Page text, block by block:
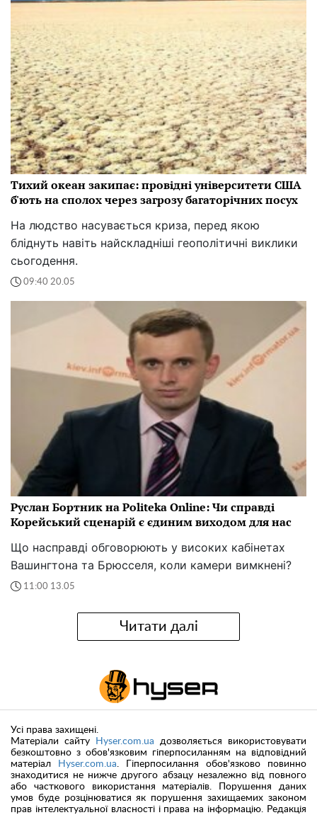
Тихий океан закипає: провідні університети США
б'ють на сполох через загрозу багаторічних посух
На людство насувається криза, перед якою
бліднуть навіть найскладніші геополітичні виклики
сьогодення.
09:40 20.05
Руслан Бортник на Politeka Online: Чи справді
Корейський сценарій є єдиним виходом для нас
Що насправді обговорюють у високих кабінетах
Вашингтона та Брюсселя, коли камери вимкнені?
11:00 13.05
Читати далі
Усі права захищені.
Матеріали сайту
Hyser.com.ua дозволяється використовувати
безкоштовно з обов'язковим гіперпосиланням на відповідний
матеріал
Hyser.com.ua. Гіперпосилання обов'язково повинно
знаходитися не нижче другого абзацу незалежно від повного
або часткового використання матеріалів. Порушення даних
умов буде розцінюватися як порушення захищаемих законом
прав інтелектуальної власності і права на інформацію. Редакція